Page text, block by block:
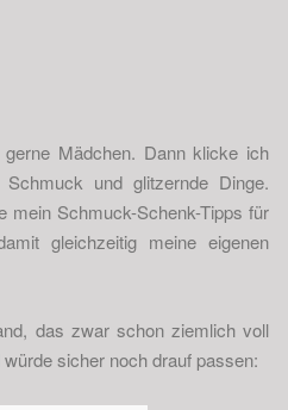
Mädchen. Dann klicke ich
und glitzernde Dinge.
mein Schmuck-Schenk-Tipps für
gleichzeitig meine eigenen
das zwar schon ziemlich voll
würde sicher noch drauf passen: